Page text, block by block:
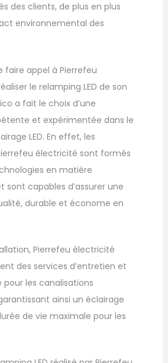
des clients, de plus en plus
environnemental des
faire appel à Pierrefeu
le relamping LED de son
a fait le choix d’une
et expérimentée dans le
LED. En effet, les
électricité sont formés
en matière
sont capables d’assurer une
durable et économe en
Pierrefeu électricité
des services d’entretien et
les canalisations
ainsi un éclairage
de vie maximale pour les